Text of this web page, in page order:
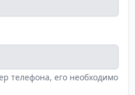
телефона, его необходимо